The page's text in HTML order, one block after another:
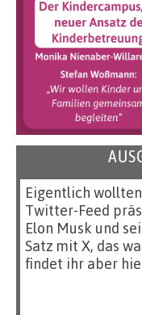
Eigentlich
Twitter-Feed
Elon Musk und
Satz mit X, das
findet ihr aber